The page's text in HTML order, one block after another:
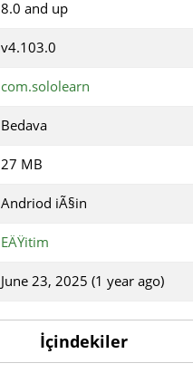
8.0 and up
v4.103.0
com.sololearn
Bedava
27 MB
Andriod iÃ§in
EÄŸitim
June 23, 2025 (1 year ago)
İçindekiler